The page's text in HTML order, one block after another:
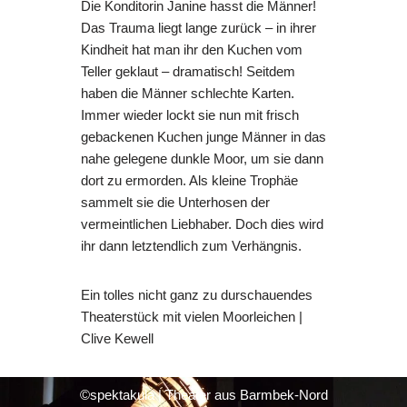
Die Konditorin Janine hasst die Männer!
Das Trauma liegt lange zurück – in ihrer
Kindheit hat man ihr den Kuchen vom
Teller geklaut – dramatisch! Seitdem
haben die Männer schlechte Karten.
Immer wieder lockt sie nun mit frisch
gebackenen Kuchen junge Männer in das
nahe gelegene dunkle Moor, um sie dann
dort zu ermorden. Als kleine Trophäe
sammelt sie die Unterhosen der
vermeintlichen Liebhaber. Doch dies wird
ihr dann letztendlich zum Verhängnis.
Ein tolles nicht ganz zu durschauendes
Theaterstück mit vielen Moorleichen |
Clive Kewell
©spektakula | Theater aus Barmbek-Nord